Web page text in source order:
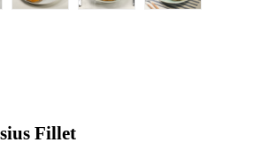
Fillet